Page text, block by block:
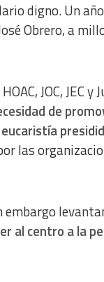
digno. Un
Obrero, a
JOC, JEC y
de
las
embargo
al centro a la